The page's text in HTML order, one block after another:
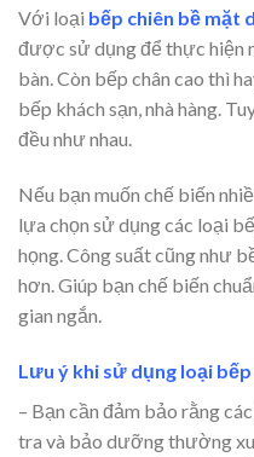
Với loại bếp chiên bề mặt
được sử dụng để thực hiện
bàn. Còn bếp chân cao thì
bếp khách sạn, nhà hàng.
đều như nhau.
Nếu bạn muốn chế biến
lựa chọn sử dụng các loại
họng. Công suất cũng như
hơn. Giúp bạn chế biến
gian ngắn.
Lưu ý khi sử dụng loại
– Bạn cần đảm bảo rằng
tra và bảo dưỡng thường